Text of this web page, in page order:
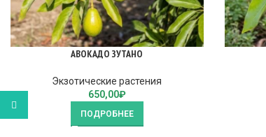
АВОКАДО ЗУТАНО
Экзотические растения
650,00₽
ПОДРОБНЕЕ
WhatsApp